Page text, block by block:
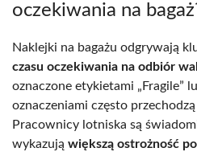
oczekiwania na
Naklejki na bagażu odgrywają
czasu oczekiwania na odbiór
oznaczone etykietami „Fragile”
oznaczeniami często
Pracownicy lotniska są
wykazują większą ostrożność